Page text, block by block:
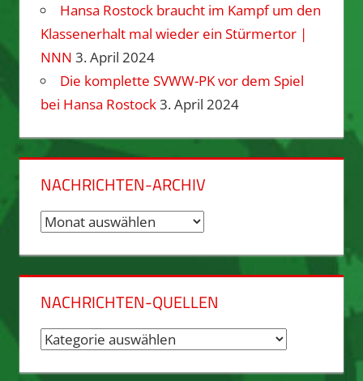
Hansa Rostock braucht im Kampf um den
Klassenerhalt mal wieder ein Stürmertor |
NNN 3. April 2024
Die komplette SVWW-PK vor dem Spiel
bei Hansa Rostock3. April 2024
NACHRICHTEN-ARCHIV
Nachrichten-
NACHRICHTEN-QUELLEN
Nachrichten-